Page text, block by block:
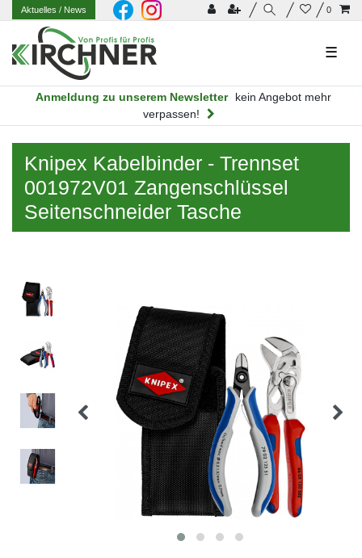
0
Aktuelles/ News
☰
Anmeldung zu unserem Newsletter
kein Angebot mehr
verpassen!
Knipex Kabelbinder - Trennset
001972V01 Zangenschlüssel
Seitenschneider Tasche